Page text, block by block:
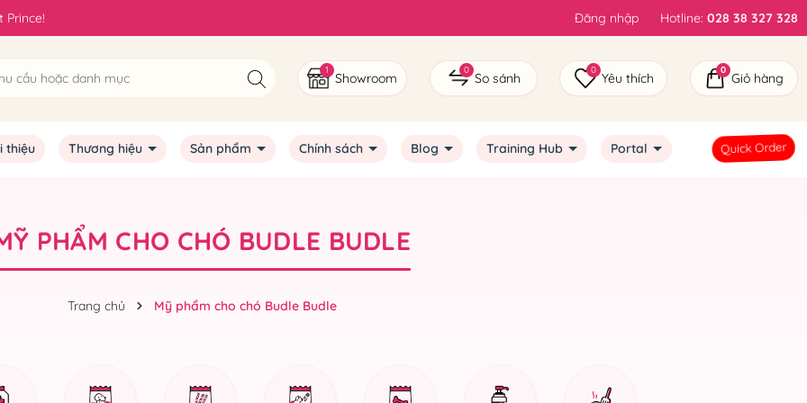
Prince! Đăng nhập Hotline: 028 38 327 328
1
Showroom
0
So sánh
0
Yêu thích
0
Giỏ hàng
thiệu Thương hiệu Sản phẩm Chính sách Blog Training Hub Portal Quick Order
PHẨM CHO CHÓ BUDLE BUDLE
Trang chủ Mỹ phẩm cho chó Budle Budle